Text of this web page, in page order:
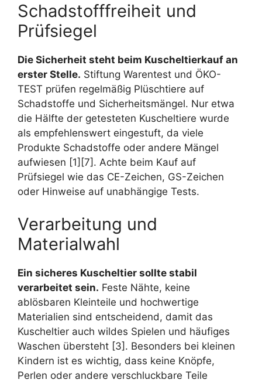
Schadstofffreiheit und
Prüfsiegel
Die Sicherheit steht beim Kuscheltierkauf an
erster Stelle. Stiftung Warentest und ÖKO-
TEST prüfen regelmäßig Plüschtiere auf
Schadstoffe und Sicherheitsmängel. Nur etwa
die Hälfte der getesteten Kuscheltiere wurde
als empfehlenswert eingestuft, da viele
Produkte Schadstoffe oder andere Mängel
aufwiesen [1][7]. Achte beim Kauf auf
Prüfsiegel wie das CE-Zeichen, GS-Zeichen
oder Hinweise auf unabhängige Tests.
Verarbeitung und
Materialwahl
Ein sicheres Kuscheltier sollte stabil
verarbeitet sein. Feste Nähte, keine
ablösbaren Kleinteile und hochwertige
Materialien sind entscheidend, damit das
Kuscheltier auch wildes Spielen und häufiges
Waschen übersteht [3]. Besonders bei kleinen
Kindern ist es wichtig, dass keine Knöpfe,
Perlen oder andere verschluckbare Teile